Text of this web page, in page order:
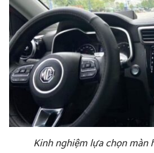
Kinh nghiệm lựa chọn màn